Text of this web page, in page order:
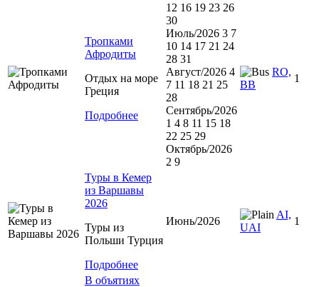
Тропками
Афродиты
Отдых на море
Греция
Подробнее
12 16 19 23 26
30
Июль/2026 3 7
10 14 17 21 24
28 31
Август/2026 4
7 11 18 21 25
28
Сентябрь/2026
1 4 8 11 15 18
22 25 29
Октябрь/2026
2 9
RO,
BB
1
Туры в Кемер
из Варшавы
2026
Туры из
Польши Турция
Подробнее
Июнь/2026
AI,
UAI
1
В объятиях